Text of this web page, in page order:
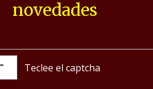
novedades